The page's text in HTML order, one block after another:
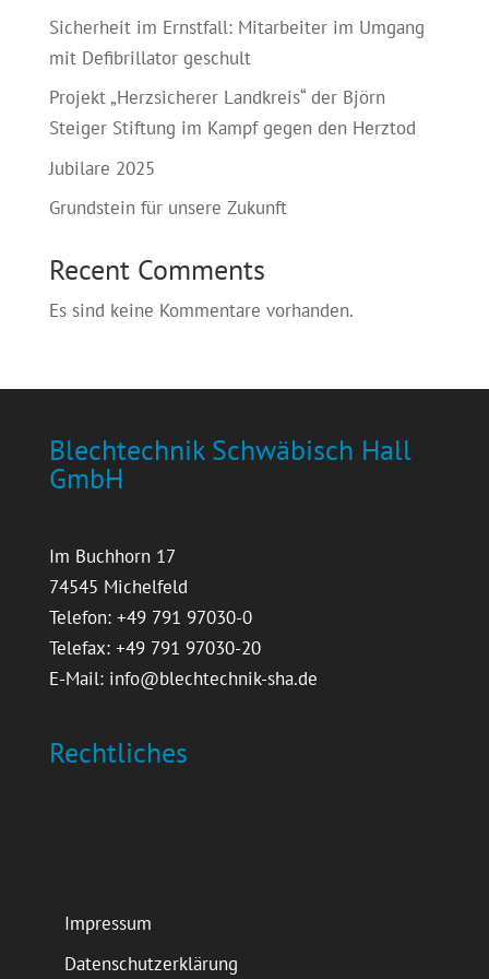
Sicherheit im Ernstfall: Mitarbeiter im Umgang
mit Defibrillator geschult
Projekt „Herzsicherer Landkreis“ der Björn
Steiger Stiftung im Kampf gegen den Herztod
Jubilare 2025
Grundstein für unsere Zukunft
Recent Comments
Es sind keine Kommentare vorhanden.
Blechtechnik Schwäbisch Hall
GmbH
Im Buchhorn 17
74545 Michelfeld
Telefon: +49 791 97030-0
Telefax: +49 791 97030-20
E-Mail: info@blechtechnik-sha.de
Rechtliches
Impressum
Datenschutzerklärung